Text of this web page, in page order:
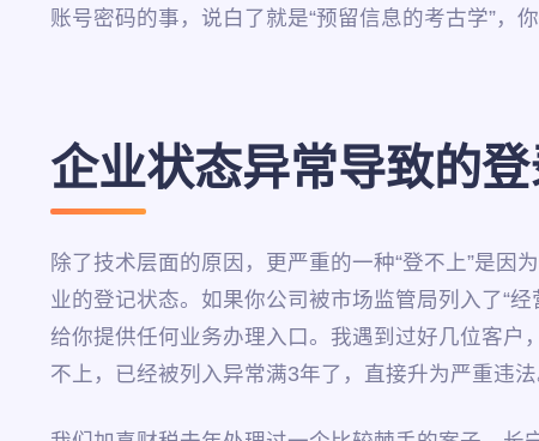
账号密码的事，说白了就是“预留信息的考古学”，
企业状态异常导致的
除了技术层面的原因，更严重的一种“登不上”是
业的登记状态。如果你公司被市场监管局列入了“
给你提供任何业务办理入口。我遇到过好几位客户
不上，已经被列入异常满3年了，直接升为严重违